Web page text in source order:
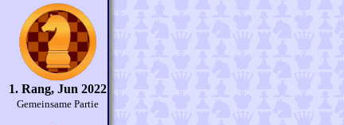
1. Rang, Jun 2022
Gemeinsame Partie